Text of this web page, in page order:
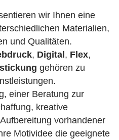
wir Ihnen eine
Materialien,
und Qualitäten.
, Digital, Flex,
gehören zu
einer Beratung zur
kreative
vorhandener
Motividee die geeignete